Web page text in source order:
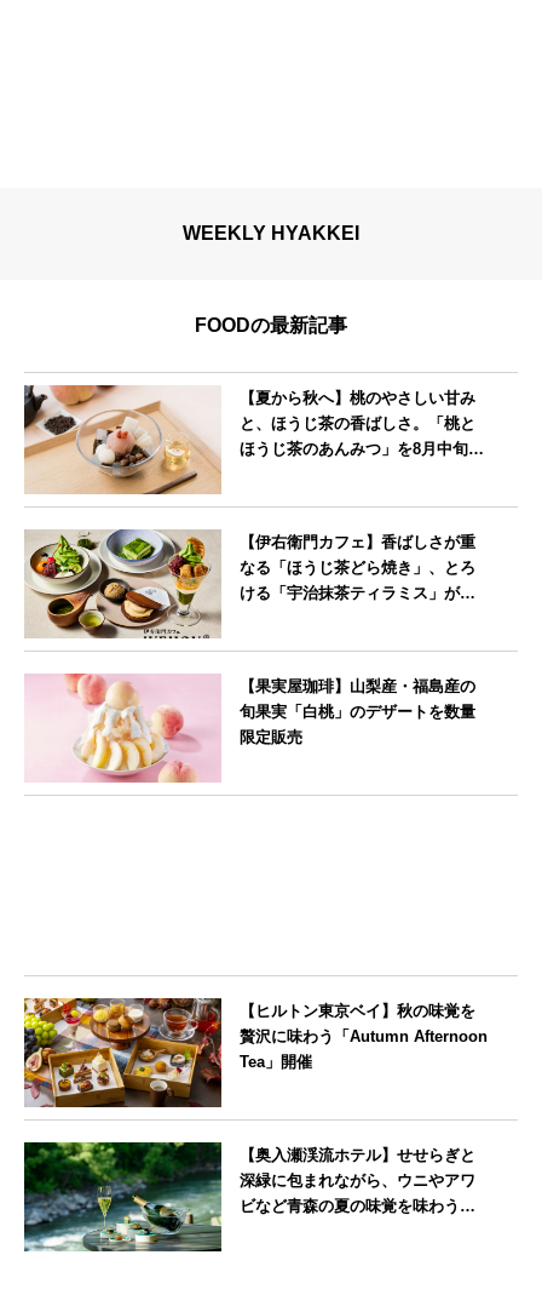
WEEKLY HYAKKEI
FOODの最新記事
【夏から秋へ】桃のやさしい甘み
と、ほうじ茶の香ばしさ。「桃と
ほうじ茶のあんみつ」を8月中旬よ
【伊右衛門カフェ】香ばしさが重
なる「ほうじ茶どら焼き」、とろ
ける「宇治抹茶ティラミス」が新
【果実屋珈琲】山梨産・福島産の
旬果実「白桃」のデザートを数量
限定販売
【ヒルトン東京ベイ】秋の味覚を
贅沢に味わう「Autumn Afternoon
Tea」開催
【奥入瀬渓流ホテル】せせらぎと
深緑に包まれながら、ウニやアワ
ビなど青森の夏の味覚を味わうフ